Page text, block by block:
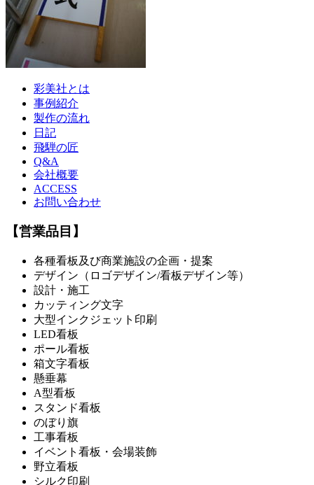
彩美社とは
事例紹介
製作の流れ
日記
飛騨の匠
Q&A
会社概要
ACCESS
お問い合わせ
【営業品目】
各種看板及び商業施設の企画・提案
デザイン（ロゴデザイン/看板デザイン等）
設計・施工
カッティング文字
大型インクジェット印刷
LED看板
ポール看板
箱文字看板
懸垂幕
A型看板
スタンド看板
のぼり旗
工事看板
イベント看板・会場装飾
野立看板
シルク印刷